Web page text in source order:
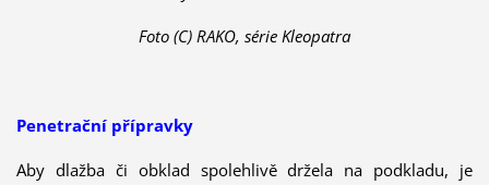
Foto (C) RAKO, série Kleopatra
Penetrační přípravky
Aby dlažba či obklad spolehlivě držela na podkladu, je